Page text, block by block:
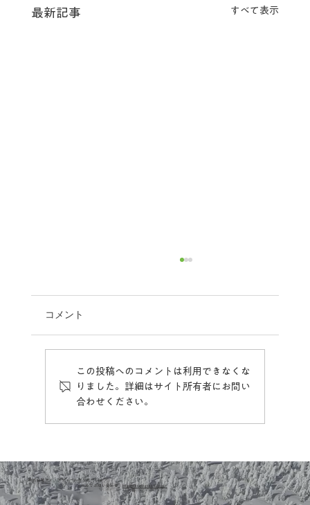
最新記事 すべて表示
【新サービス】旬の味覚が自宅に届く！
コメント
この投稿へのコメントは利用できなくな
りました。詳細はサイト所有者にお問い
合わせください。
株式会社アイ・アディールクリエーション
​メールでお問い合わせ：
info@yasaibatake.co.jp